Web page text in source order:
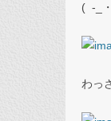
( -_
わっ